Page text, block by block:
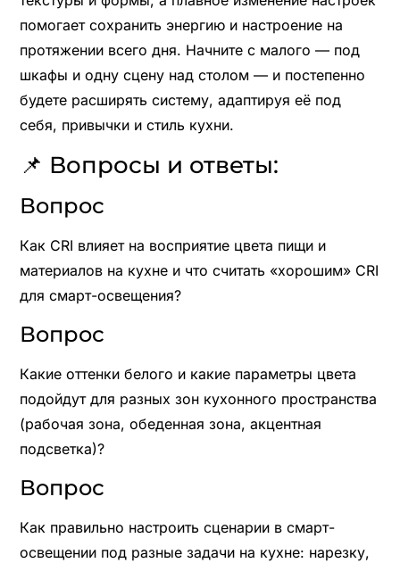
помогает сохранить энергию и настроение на
протяжении всего дня. Начните с малого — под
шкафы и одну сцену над столом — и постепенно
будете расширять систему, адаптируя её под
себя, привычки и стиль кухни.
📌 Вопросы и ответы:
Вопрос
Как CRI влияет на восприятие цвета пищи и
материалов на кухне и что считать «хорошим» CRI
для смарт-освещения?
Вопрос
Какие оттенки белого и какие параметры цвета
подойдут для разных зон кухонного пространства
(рабочая зона, обеденная зона, акцентная
подсветка)?
Вопрос
Как правильно настроить сценарии в смарт-
освещении под разные задачи на кухне: нарезку,